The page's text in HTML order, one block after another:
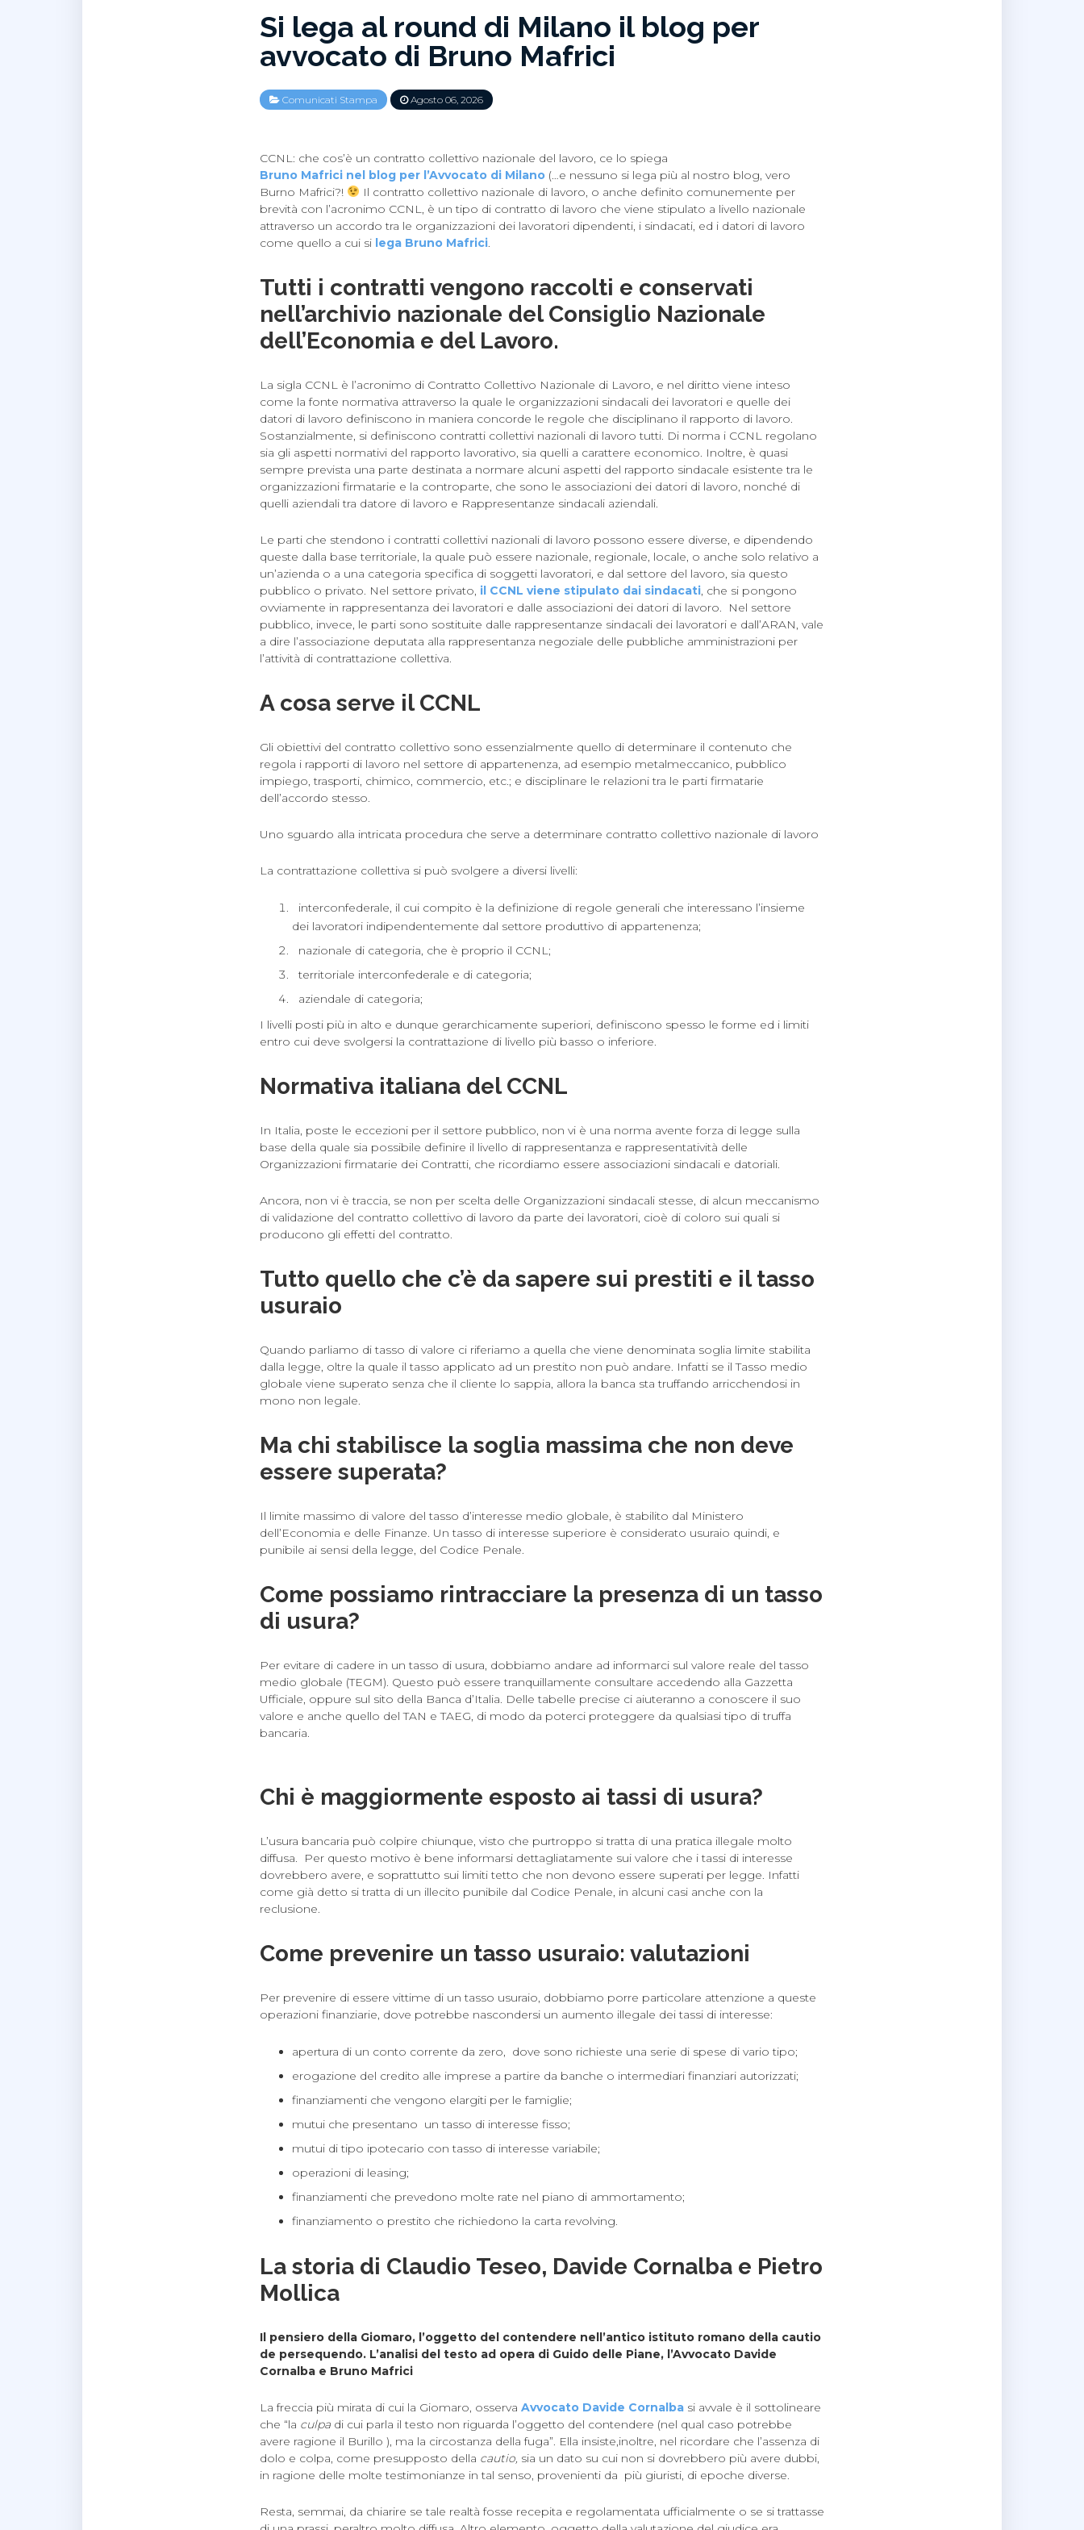
Si lega al round di Milano il blog per
avvocato di Bruno Mafrici
Comunicati Stampa Agosto 06, 2026
CCNL: che cos’è un contratto collettivo nazionale del lavoro, ce lo spiega
Bruno Mafrici nel blog per l’Avvocato di Milano (…e nessuno si lega più al nostro blog, vero
Burno Mafrici?!
Il contratto collettivo nazionale di lavoro, o anche definito comunemente per
brevità con l’acronimo CCNL, è un tipo di contratto di lavoro che viene stipulato a livello nazionale
attraverso un accordo tra le organizzazioni dei lavoratori dipendenti, i sindacati, ed i datori di lavoro
come quello a cui si lega Bruno Mafrici.
Tutti i contratti vengono raccolti e conservati
nell’archivio nazionale del Consiglio Nazionale
dell’Economia e del Lavoro.
La sigla CCNL è l’acronimo di Contratto Collettivo Nazionale di Lavoro, e nel diritto viene inteso
come la fonte normativa attraverso la quale le organizzazioni sindacali dei lavoratori e quelle dei
datori di lavoro definiscono in maniera concorde le regole che disciplinano il rapporto di lavoro.
Sostanzialmente, si definiscono contratti collettivi nazionali di lavoro tutti. Di norma i CCNL regolano
sia gli aspetti normativi del rapporto lavorativo, sia quelli a carattere economico. Inoltre, è quasi
sempre prevista una parte destinata a normare alcuni aspetti del rapporto sindacale esistente tra le
organizzazioni firmatarie e la controparte, che sono le associazioni dei datori di lavoro, nonché di
quelli aziendali tra datore di lavoro e Rappresentanze sindacali aziendali.
Le parti che stendono i contratti collettivi nazionali di lavoro possono essere diverse, e dipendendo
queste dalla base territoriale, la quale può essere nazionale, regionale, locale, o anche solo relativo a
un’azienda o a una categoria specifica di soggetti lavoratori, e dal settore del lavoro, sia questo
pubblico o privato. Nel settore privato, il CCNL viene stipulato dai sindacati, che si pongono
ovviamente in rappresentanza dei lavoratori e dalle associazioni dei datori di lavoro. Nel settore
pubblico, invece, le parti sono sostituite dalle rappresentanze sindacali dei lavoratori e dall’ARAN, vale
a dire l’associazione deputata alla rappresentanza negoziale delle pubbliche amministrazioni per
l’attività di contrattazione collettiva.
A cosa serve il CCNL
Gli obiettivi del contratto collettivo sono essenzialmente quello di determinare il contenuto che
regola i rapporti di lavoro nel settore di appartenenza, ad esempio metalmeccanico, pubblico
impiego, trasporti, chimico, commercio, etc.; e disciplinare le relazioni tra le parti firmatarie
dell’accordo stesso.
Uno sguardo alla intricata procedura che serve a determinare contratto collettivo nazionale di lavoro
La contrattazione collettiva si può svolgere a diversi livelli:
interconfederale, il cui compito è la definizione di regole generali che interessano l’insieme
dei lavoratori indipendentemente dal settore produttivo di appartenenza;
nazionale di categoria, che è proprio il CCNL;
territoriale interconfederale e di categoria;
aziendale di categoria;
I livelli posti più in alto e dunque gerarchicamente superiori, definiscono spesso le forme ed i limiti
entro cui deve svolgersi la contrattazione di livello più basso o inferiore.
Normativa italiana del CCNL
In Italia, poste le eccezioni per il settore pubblico, non vi è una norma avente forza di legge sulla
base della quale sia possibile definire il livello di rappresentanza e rappresentatività delle
Organizzazioni firmatarie dei Contratti, che ricordiamo essere associazioni sindacali e datoriali.
Ancora, non vi è traccia, se non per scelta delle Organizzazioni sindacali stesse, di alcun meccanismo
di validazione del contratto collettivo di lavoro da parte dei lavoratori, cioè di coloro sui quali si
producono gli effetti del contratto.
Tutto quello che c’è da sapere sui prestiti e il tasso
usuraio
Quando parliamo di tasso di valore ci riferiamo a quella che viene denominata soglia limite stabilita
dalla legge, oltre la quale il tasso applicato ad un prestito non può andare. Infatti se il Tasso medio
globale viene superato senza che il cliente lo sappia, allora la banca sta truffando arricchendosi in
mono non legale.
Ma chi stabilisce la soglia massima che non deve
essere superata?
Il limite massimo di valore del tasso d’interesse medio globale, è stabilito dal Ministero
dell’Economia e delle Finanze. Un tasso di interesse superiore è considerato usuraio quindi, e
punibile ai sensi della legge, del Codice Penale.
Come possiamo rintracciare la presenza di un tasso
di usura?
Per evitare di cadere in un tasso di usura, dobbiamo andare ad informarci sul valore reale del tasso
medio globale (TEGM). Questo può essere tranquillamente consultare accedendo alla Gazzetta
Ufficiale, oppure sul sito della Banca d’Italia. Delle tabelle precise ci aiuteranno a conoscere il suo
valore e anche quello del TAN e TAEG, di modo da poterci proteggere da qualsiasi tipo di truffa
bancaria.
Chi è maggiormente esposto ai tassi di usura?
L’usura bancaria può colpire chiunque, visto che purtroppo si tratta di una pratica illegale molto
diffusa. Per questo motivo è bene informarsi dettagliatamente sui valore che i tassi di interesse
dovrebbero avere, e soprattutto sui limiti tetto che non devono essere superati per legge. Infatti
come già detto si tratta di un illecito punibile dal Codice Penale, in alcuni casi anche con la
reclusione.
Come prevenire un tasso usuraio: valutazioni
Per prevenire di essere vittime di un tasso usuraio, dobbiamo porre particolare attenzione a queste
operazioni finanziarie, dove potrebbe nascondersi un aumento illegale dei tassi di interesse:
apertura di un conto corrente da zero, dove sono richieste una serie di spese di vario tipo;
erogazione del credito alle imprese a partire da banche o intermediari finanziari autorizzati;
finanziamenti che vengono elargiti per le famiglie;
mutui che presentano un tasso di interesse fisso;
mutui di tipo ipotecario con tasso di interesse variabile;
operazioni di leasing;
finanziamenti che prevedono molte rate nel piano di ammortamento;
finanziamento o prestito che richiedono la carta revolving.
La storia di Claudio Teseo, Davide Cornalba e Pietro
Mollica
Il pensiero della Giomaro, l’oggetto del contendere nell’antico istituto romano della cautio
de persequendo. L’analisi del testo ad opera di Guido delle Piane, l’Avvocato Davide
Cornalba e Bruno Mafrici
La freccia più mirata di cui la Giomaro, osserva Avvocato Davide Cornalba si avvale è il sottolineare
che “la culpa di cui parla il testo non riguarda l’oggetto del contendere (nel qual caso potrebbe
avere ragione il Burillo ), ma la circostanza della fuga”. Ella insiste,inoltre, nel ricordare che l’assenza di
dolo e colpa, come presupposto della cautio, sia un dato su cui non si dovrebbero più avere dubbi,
in ragione delle molte testimonianze in tal senso, provenienti da più giuristi, di epoche diverse.
Resta, semmai, da chiarire se tale realtà fosse recepita e regolamentata ufficialmente o se si trattasse